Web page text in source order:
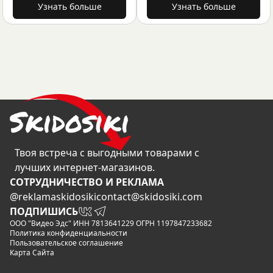
Узнать больше Узнать больше
Твоя встреча с выгодными товарами с
лучших интернет-магазинов.
CОТРУДНИЧЕСТВО И РЕКЛАМА
@reklamaskidosikicontact@skidosiki.com
ПОДПИШИСЬ
ООО "Видео Эдс" ИНН 7813641229 ОГРН 1197847233682
Политика конфиденциальности
Пользовательское соглашение
Карта Сайта